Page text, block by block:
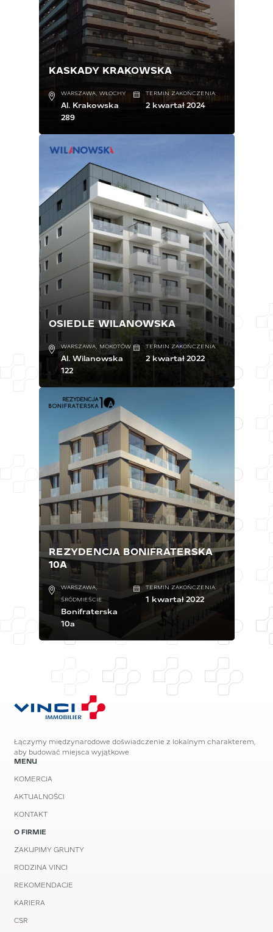
KASKADY KRAKOWSKA
WARSZAWA, WŁOCHY
Al. Krakowska
289
TERMIN ZAKOŃCZENIA:
2 kwartał 2024
OSIEDLE WILANOWSKA
WARSZAWA, MOKOTÓW
Al. Wilanowska
122
TERMIN ZAKOŃCZENIA:
2 kwartał 2022
REZYDENCJA BONIFRATERSKA
10A
WARSZAWA,
ŚRÓDMIEŚCIE
Bonifraterska
10a
TERMIN ZAKOŃCZENIA:
1 kwartał 2022
Łączymy międzynarodowe doświadczenie z lokalnym charakterem,
aby budować miejsca wyjątkowe.
MENU
KOMERCJA
AKTUALNOŚCI
KONTAKT
O FIRMIE
ZAKUPIMY GRUNTY
RODZINA VINCI
REKOMENDACJE
KARIERA
CSR